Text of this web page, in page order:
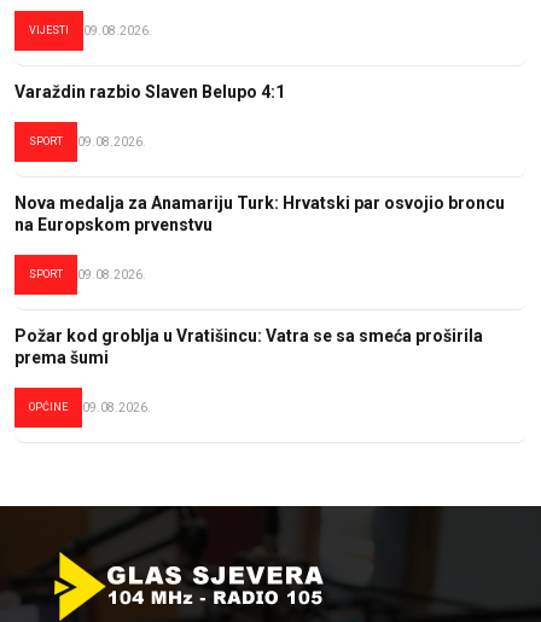
VIJESTI 09.08.2026.
Varaždin razbio Slaven Belupo 4:1
SPORT 09.08.2026.
Nova medalja za Anamariju Turk: Hrvatski par osvojio broncu
na Europskom prvenstvu
SPORT 09.08.2026.
Požar kod groblja u Vratišincu: Vatra se sa smeća proširila
prema šumi
OPĆINE 09.08.2026.